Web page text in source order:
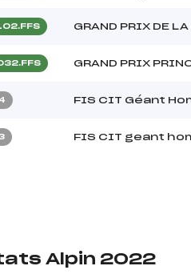
GRAND PRIX DE
GRAND PRIX
FIS CIT Géant
FIS CIT geant
Alpin 2022